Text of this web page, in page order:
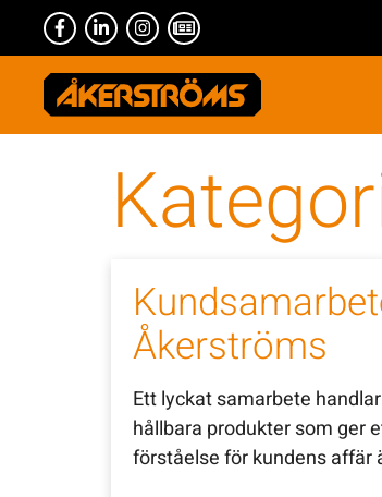
Åkerströms
Ett lyckat samarbete
hållbara produkter som ger
förståelse för kundens affär